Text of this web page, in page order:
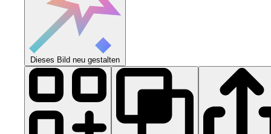
Dieses Bild neu gestalten